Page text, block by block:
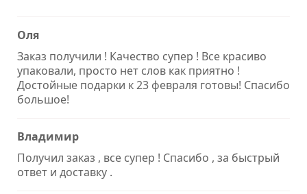
Оля
Заказ получили ! Качество супер ! Все красиво
упаковали, просто нет слов как приятно !
Достойные подарки к 23 февраля готовы! Спасибо
большое!
Владимир
Получил заказ , все супер ! Спасибо , за быстрый
ответ и доставку .